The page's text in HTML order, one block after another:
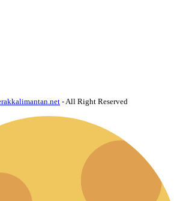
- All Right Reserved